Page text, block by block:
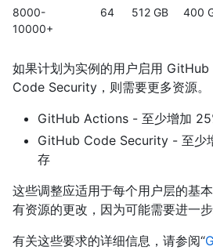
8000-
10000+
64 512 GB 400
如果计划为实例的用户启用
Code Security，则需要更多资源。
GitHub Actions - 至少增加
GitHub Code Security - 至少
存
这些调整应适用于每个用户层的基
有资源的更改，因为可能需要进一步
有关这些要求的详细信息，请参阅“